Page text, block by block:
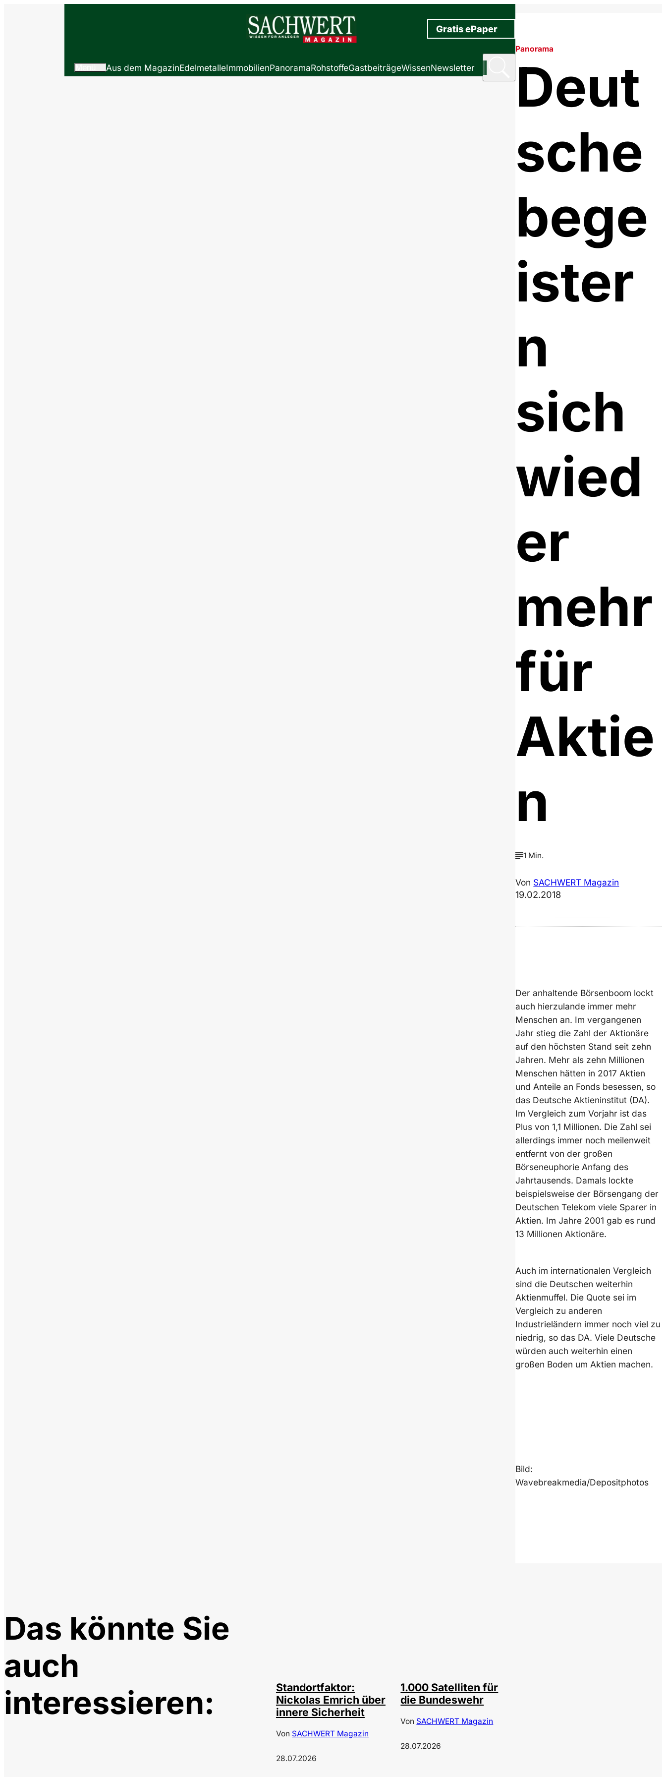
Gratis ePaper
Aus dem MagazinEdelmetalleImmobilienPanoramaRohstoffeGastbeiträgeWissenNewsletter
Panorama
Deut
sche
bege
ister
n
sich
wied
er
mehr
für
Aktie
n
1 Min.
Von SACHWERT Magazin
19.02.2018
Der anhaltende Börsenboom lockt
auch hierzulande immer mehr
Menschen an. Im vergangenen
Jahr stieg die Zahl der Aktionäre
auf den höchsten Stand seit zehn
Jahren. Mehr als zehn Millionen
Menschen hätten in 2017 Aktien
und Anteile an Fonds besessen, so
das Deutsche Aktieninstitut (DA).
Im Vergleich zum Vorjahr ist das
Plus von 1,1 Millionen. Die Zahl sei
allerdings immer noch meilenweit
entfernt von der großen
Börseneuphorie Anfang des
Jahrtausends. Damals lockte
beispielsweise der Börsengang der
Deutschen Telekom viele Sparer in
Aktien. Im Jahre 2001 gab es rund
13 Millionen Aktionäre.
Auch im internationalen Vergleich
sind die Deutschen weiterhin
Aktienmuffel. Die Quote sei im
Vergleich zu anderen
Industrieländern immer noch viel zu
niedrig, so das DA. Viele Deutsche
würden auch weiterhin einen
großen Boden um Aktien machen.
Bild:
Wavebreakmedia/Depositphotos
Das könnte Sie
auch
interessieren:
Standortfaktor:
Nickolas Emrich über
innere Sicherheit
Von SACHWERT Magazin
28.07.2026
1.000 Satelliten für
die Bundeswehr
Von SACHWERT Magazin
28.07.2026